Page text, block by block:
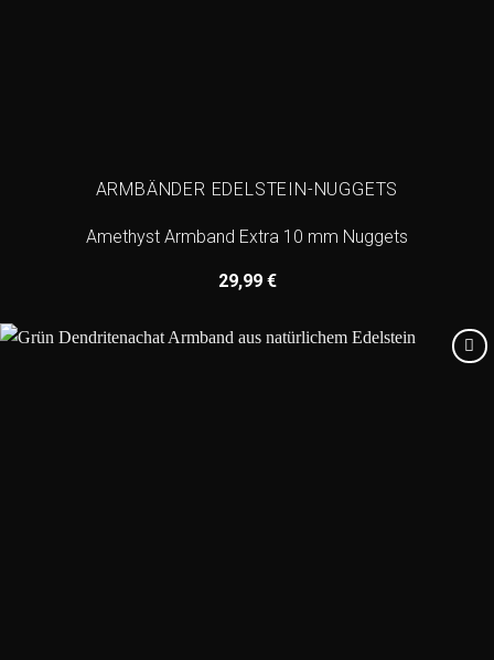
ARMBÄNDER EDELSTEIN-NUGGETS
Amethyst Armband Extra 10 mm Nuggets
29,99 €